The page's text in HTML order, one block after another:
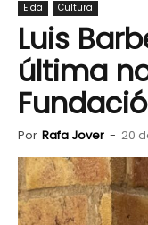
Elda Cultura
Luis
última
Por Rafa Jover - 20